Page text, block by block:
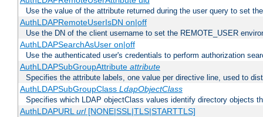
Use the value of the attribute returned during the user query to set
AuthLDAPRemoteUserIsDN on|off
Use the DN of the client username to set the REMOTE_USER
AuthLDAPSearchAsUser on|off
Use the authenticated user's credentials to perform authorization
AuthLDAPSubGroupAttribute attribute
Specifies the attribute labels, one value per directive line, used to
AuthLDAPSubGroupClass LdapObjectClass
Specifies which LDAP objectClass values identify directory objects
AuthLDAPURLurl[NONE|SSL|TLS|STARTTLS]